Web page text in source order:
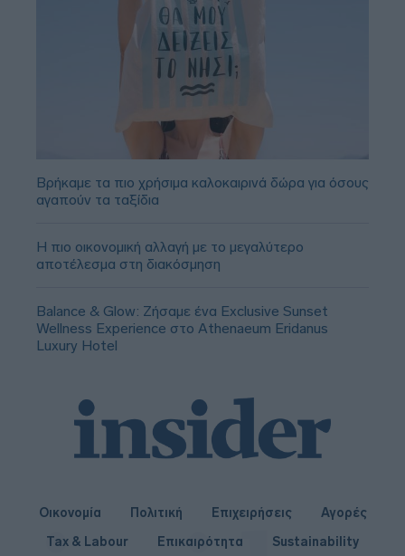
Βρήκαμε τα πιο χρήσιμα καλοκαιρινά δώρα για όσους
αγαπούν τα ταξίδια
Η πιο οικονομική αλλαγή με το μεγαλύτερο
αποτέλεσμα στη διακόσμηση
Balance & Glow: Ζήσαμε ένα Exclusive Sunset
Wellness Experience στο Athenaeum Eridanus
Luxury Hotel
Οικονομία Πολιτική Επιχειρήσεις
Αγορές
Tax & Labour
Επικαιρότητα Sustainability